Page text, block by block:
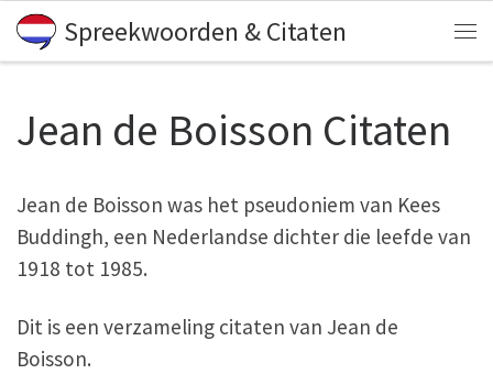
Skip to content
Spreekwoorden & Citaten
Jean de Boisson Citaten
Jean de Boisson was het pseudoniem van Kees
Buddingh, een Nederlandse dichter die leefde van
1918 tot 1985.
Dit is een verzameling citaten van Jean de
Boisson.